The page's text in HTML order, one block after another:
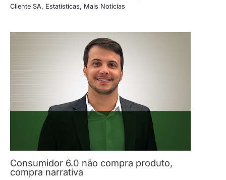
Cliente SA, Estatísticas, Mais Notícias
Consumidor 6.0 não compra produto,
compra narrativa